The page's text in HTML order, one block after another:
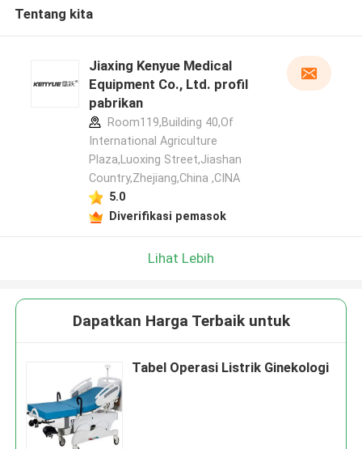
Tentang kita
Jiaxing Kenyue Medical
Equipment Co., Ltd. profil
pabrikan
Room119,Building 40,Of
International Agriculture
Plaza,Luoxing Street,Jiashan
Country,Zhejiang,China ,CINA
5.0
Diverifikasi pemasok
Lihat Lebih
Dapatkan Harga Terbaik untuk
Tabel Operasi Listrik Ginekologi